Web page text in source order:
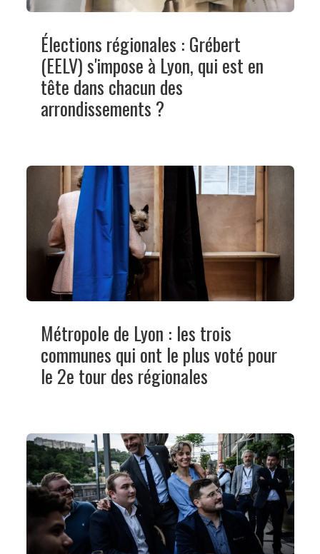
Élections régionales : Grébert
(EELV) s'impose à Lyon, qui est en
tête dans chacun des
arrondissements ?
Métropole de Lyon : les trois
communes qui ont le plus voté pour
le 2e tour des régionales